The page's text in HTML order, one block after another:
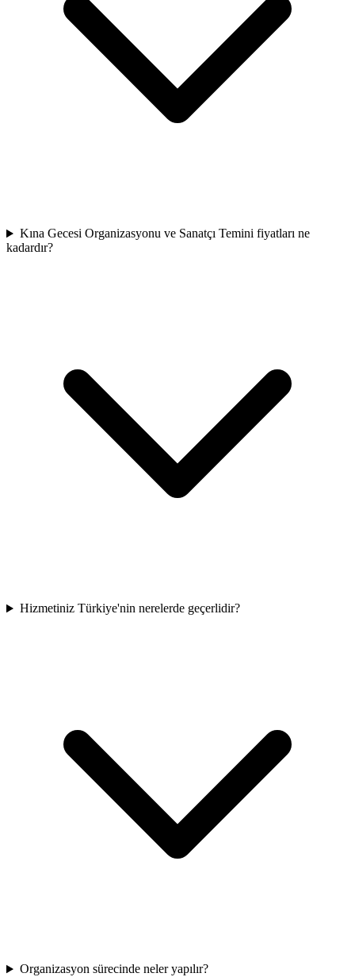
Kına Gecesi Organizasyonu ve Sanatçı Temini fiyatları ne
kadardır?
Hizmetiniz Türkiye'nin nerelerde geçerlidir?
Organizasyon sürecinde neler yapılır?